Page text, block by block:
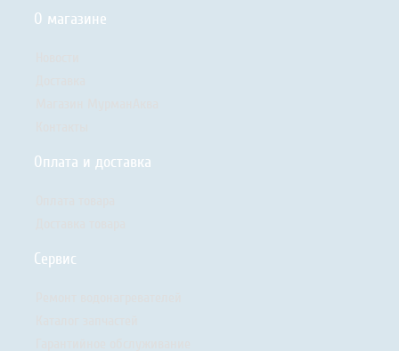
О магазине
Оплата и доставка
Сервис